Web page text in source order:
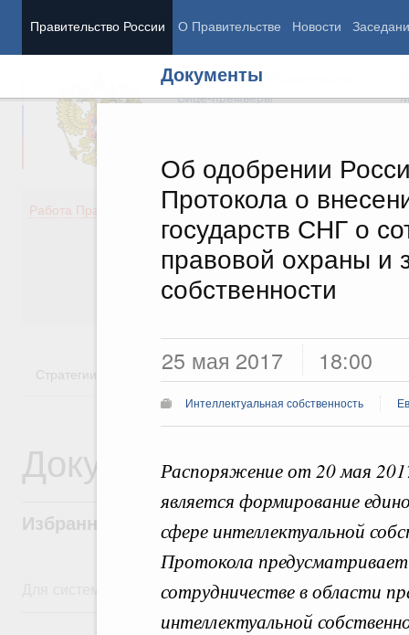
Правительство России О Правительстве Новости
Документы
Об одобрении
Протокола о
государств СНГ о
правовой охраны и
собственности
25 мая 2017 18:00
Интеллектуальная собственность
Распоряжение от 20 мая
является формирование
сфере интеллектуальной
Протокола
сотрудничестве в области
интеллектуальной
Председатель Правительства
Вице-премьеры
Работа Правительства
Демография
Здоровье
Образование
Культура
Общество
Государство
Стратегии Государственные программы
Документы
Избранные документы со справками к
Для системного поиска перейдите в раздел "Поиск по
6 августа, четверг